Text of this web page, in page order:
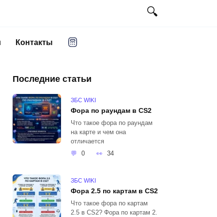
Контакты
Последние статьи
ЗБС WIKI
Фора по раундам в CS2
Что такое фора по раундам
на карте и чем она
отличается
0
34
ЗБС WIKI
Фора 2.5 по картам в CS2
Что такое фора по картам
2.5 в CS2? Фора по картам 2.